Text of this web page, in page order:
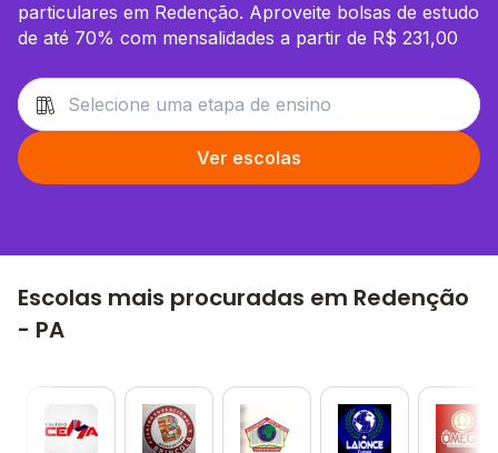
particulares em Redenção. Aproveite bolsas de estudo
de até 70% com mensalidades a partir de R$ 231,00
Ver escolas
Escolas mais procuradas em Redenção
- PA